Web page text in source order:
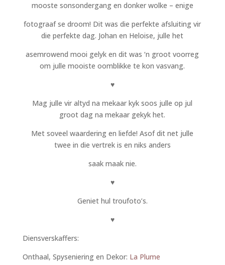
mooste sonsondergang en donker wolke – enige
fotograaf se droom! Dit was die perfekte afsluiting vir
die perfekte dag. Johan en Heloise, julle het
asemrowend mooi gelyk en dit was ‘n groot voorreg
om julle mooiste oomblikke te kon vasvang.
♥
Mag julle vir altyd na mekaar kyk soos julle op jul
groot dag na mekaar gekyk het.
Met soveel waardering en liefde! Asof dit net julle
twee in die vertrek is en niks anders
saak maak nie.
♥
Geniet hul troufoto’s.
♥
Diensverskaffers:
Onthaal, Spyseniering en Dekor: La Plume